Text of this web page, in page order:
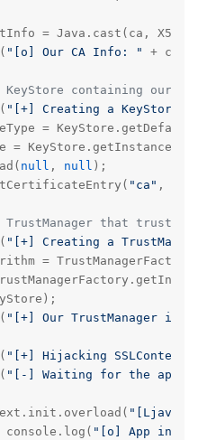
= Java.cast(ca,
"[o] Our CA Info: " +
containing our
"[+] Creating a KeyStore
=
=
null , null );
"ca" ,
that trusts
"[+] Creating a
=
"[+] Our TrustManager is
"[+] Hijacking SSLContext
"[-] Waiting for the app
	   		console.log(
"[o] App